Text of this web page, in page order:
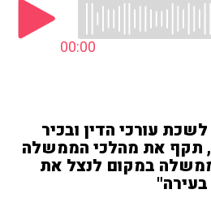
00:00
עורכי הדין ובכיר
תקף את מהלכי הממשלה
במקום לנצל את